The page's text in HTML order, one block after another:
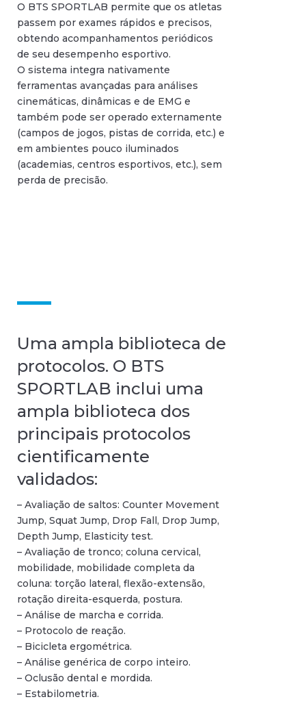
O BTS SPORTLAB permite que os atletas
passem por exames rápidos e precisos,
obtendo acompanhamentos periódicos
de seu desempenho esportivo.
O sistema integra nativamente
ferramentas avançadas para análises
cinemáticas, dinâmicas e de EMG e
também pode ser operado externamente
(campos de jogos, pistas de corrida, etc.) e
em ambientes pouco iluminados
(academias, centros esportivos, etc.), sem
perda de precisão.
Uma ampla biblioteca de
protocolos. O BTS
SPORTLAB inclui uma
ampla biblioteca dos
principais protocolos
cientificamente
validados:
– Avaliação de saltos: Counter Movement
Jump, Squat Jump, Drop Fall, Drop Jump,
Depth Jump, Elasticity test.
– Avaliação de tronco; coluna cervical,
mobilidade, mobilidade completa da
coluna: torção lateral, flexão-extensão,
rotação direita-esquerda, postura.
– Análise de marcha e corrida.
– Protocolo de reação.
– Bicicleta ergométrica.
– Análise genérica de corpo inteiro.
– Oclusão dental e mordida.
– Estabilometria.